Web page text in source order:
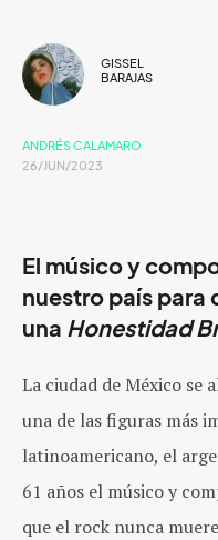
GISSEL
BARAJAS
ANDRÉS CALAMARO
26/JUN/2023
El músico y
nuestro país para
una Honestidad
La ciudad de México se
una de las figuras más
latinoamericano, el
61 años el músico y
que el rock nunca